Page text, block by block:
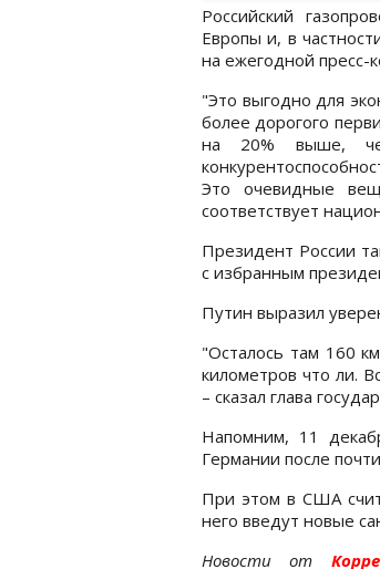
Российский
Европы и, в
на ежегодной пресс-
"Это выгодно для
более дорогого
на 20% выше,
Это очевидные
соответствует
Президент России
с избранным
Путин выразил
"Осталось там 160
километров что ли.
– сказал глава
Напомним, 11
Германии после
При этом в США
него введут новые
Новости от